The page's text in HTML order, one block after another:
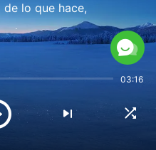
lo que hace,
que
de ninguna forma
nada al hombre.
lo que ha hecho
la fe
03:16